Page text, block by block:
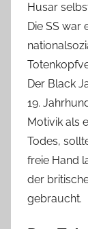
Husar
Die SS war
Der Black
19.
Motivik als
Todes,
freie Hand
der
gebraucht.